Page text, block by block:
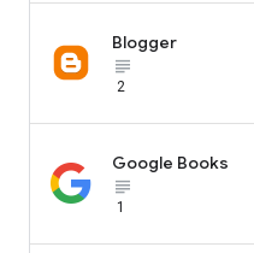
Blogger
subject_black
2
Google Books
subject_black
1